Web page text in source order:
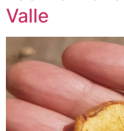
Valle